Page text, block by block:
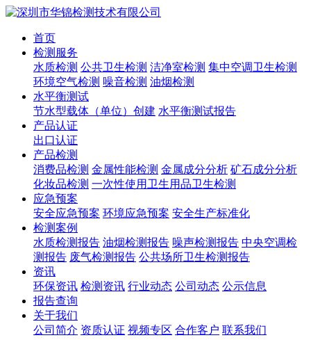
首页
检测服务
水质检测 公共卫生检测 洁净室检测 集中空调卫生检测
环境空气检测 噪音检测 油烟检测
水平衡测试
节水型载体（单位）创建 水平衡测试报告
产品认证
出口认证
产品检测
消费品检测 金属性能检测 金属成分分析 矿石成分分析
化妆品检测 一次性使用卫生用品卫生检测
应急预案
安全应急预案 环境应急预案 安全生产标准化
检测案例
水质检测报告 油烟检测报告 噪声检测报告 中央空调检
测报告 废气检测报告 公共场所卫生检测报告
资讯
环保资讯 检测资讯 行业动态 公司动态 公示信息
报告查询
关于我们
公司简介 资质认证 视频专区 合作客户 联系我们